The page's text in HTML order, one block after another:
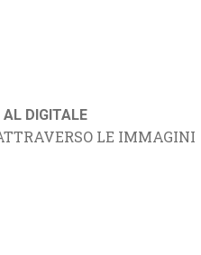
DIGITALE
LE IMMAGINI